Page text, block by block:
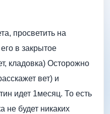
просветить на
в закрытое
кладовка) Осторожно
вет) и
идет 1месяц. То есть
не будет никаких